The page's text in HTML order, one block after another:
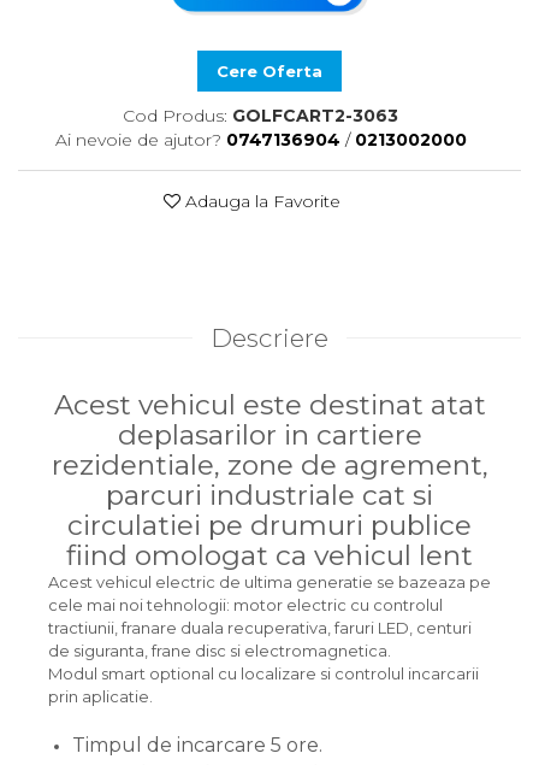
Cere Oferta
Cod Produs: GOLFCART2-3063
Ai nevoie de ajutor? 0747136904 / 0213002000
Adauga la Favorite
Descriere
Acest vehicul este destinat atat
deplasarilor in cartiere
rezidentiale, zone de agrement,
parcuri industriale cat si
circulatiei pe drumuri publice
fiind omologat ca vehicul lent
Acest vehicul electric de ultima generatie se bazeaza pe
cele mai noi tehnologii: motor electric cu controlul
tractiunii, franare duala recuperativa, faruri LED, centuri
de siguranta, frane disc si electromagnetica.
Modul smart optional cu localizare si controlul incarcarii
prin aplicatie.
Timpul de incarcare 5 ore.